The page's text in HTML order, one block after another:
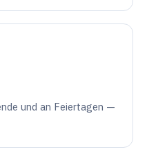
und an Feiertagen —